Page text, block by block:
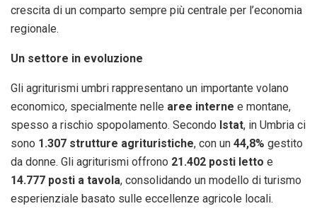
crescita di un comparto sempre più centrale per l’economia
regionale.
Un settore in evoluzione
Gli agriturismi umbri rappresentano un importante volano
economico, specialmente nelle aree interne e montane,
spesso a rischio spopolamento. Secondo Istat, in Umbria ci
sono 1.307 strutture agrituristiche, con un 44,8% gestito
da donne. Gli agriturismi offrono 21.402 posti letto e
14.777 posti a tavola, consolidando un modello di turismo
esperienziale basato sulle eccellenze agricole locali.